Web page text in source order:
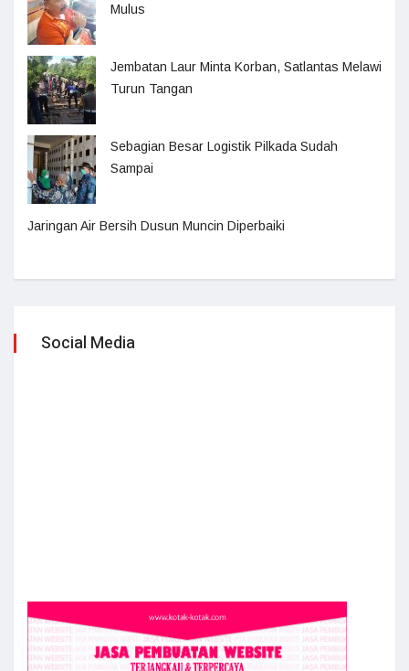
Mulus
Jembatan Laur Minta Korban, Satlantas Melawi
Turun Tangan
Sebagian Besar Logistik Pilkada Sudah
Sampai
Jaringan Air Bersih Dusun Muncin Diperbaiki
Social Media